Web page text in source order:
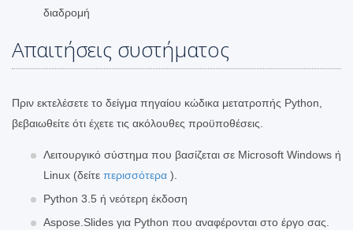
διαδρομή
Απαιτήσεις συστήματος
Πριν εκτελέσετε το δείγμα πηγαίου κώδικα μετατροπής Python,
βεβαιωθείτε ότι έχετε τις ακόλουθες προϋποθέσεις.
Λειτουργικό σύστημα που βασίζεται σε Microsoft Windows ή
Linux (δείτε περισσότερα ).
Python 3.5 ή νεότερη έκδοση
Aspose.Slides για Python που αναφέρονται στο έργο σας.